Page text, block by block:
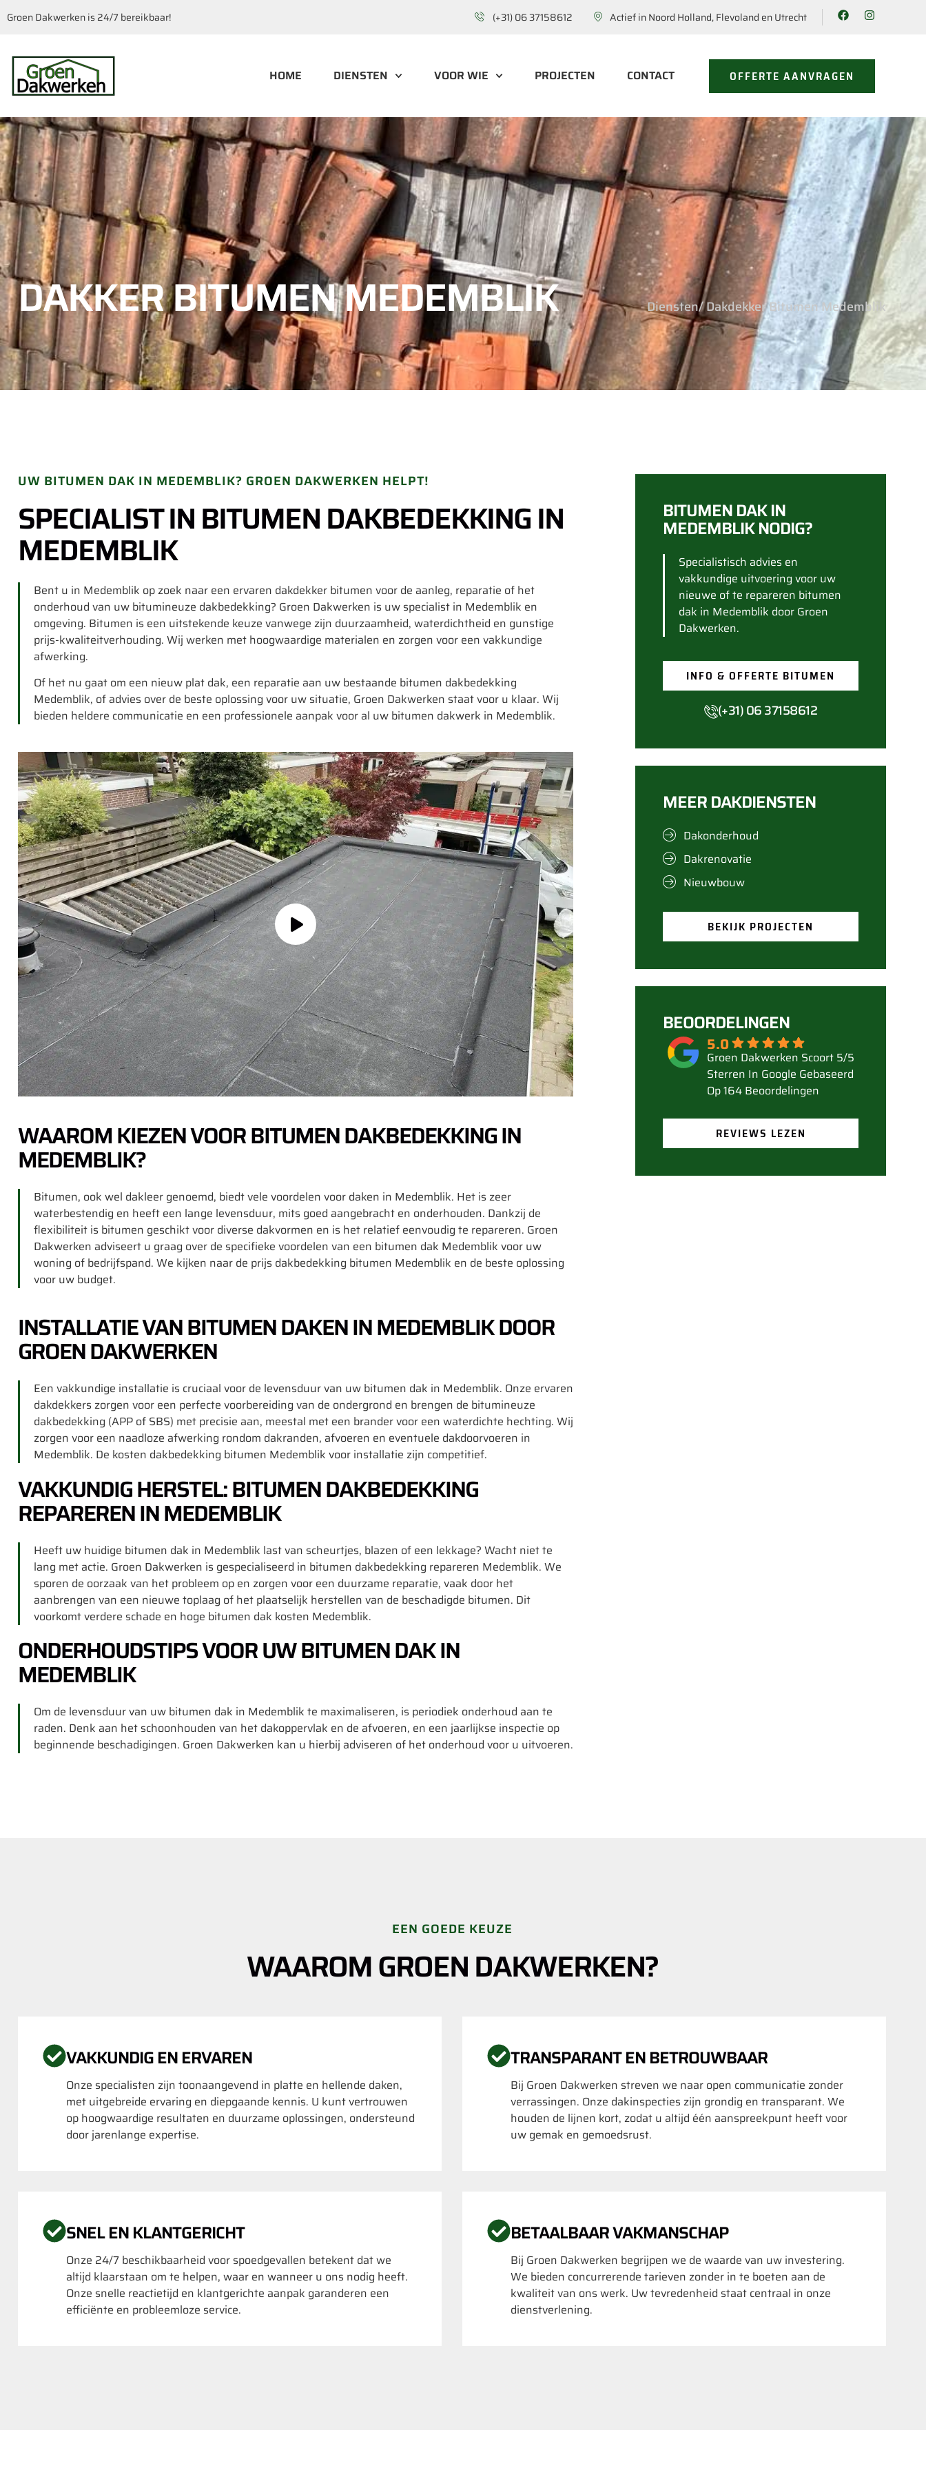
Groen Dakwerken is 24/7 bereikbaar! (+31) 06 37158612 Actief in Noord Holland, Flevoland en Utrecht
HOME DIENSTEN VOOR WIE PROJECTEN CONTACT OFFERTE AANVRAGEN
DAKKER BITUMEN MEDEMBLIK Diensten/ Dakdekker Bitumen Medemblik
UW BITUMEN DAK IN MEDEMBLIK? GROEN DAKWERKEN HELPT!
SPECIALIST IN BITUMEN DAKBEDEKKING IN
MEDEMBLIK
Bent u in Medemblik op zoek naar een ervaren dakdekker bitumen voor de aanleg, reparatie of het
onderhoud van uw bitumineuze dakbedekking? Groen Dakwerken is uw specialist in Medemblik en
omgeving. Bitumen is een uitstekende keuze vanwege zijn duurzaamheid, waterdichtheid en gunstige
prijs-kwaliteitverhouding. Wij werken met hoogwaardige materialen en zorgen voor een vakkundige
afwerking.
Of het nu gaat om een nieuw plat dak, een reparatie aan uw bestaande bitumen dakbedekking
Medemblik, of advies over de beste oplossing voor uw situatie, Groen Dakwerken staat voor u klaar. Wij
bieden heldere communicatie en een professionele aanpak voor al uw bitumen dakwerk in Medemblik.
WAAROM KIEZEN VOOR BITUMEN DAKBEDEKKING IN
MEDEMBLIK?
Bitumen, ook wel dakleer genoemd, biedt vele voordelen voor daken in Medemblik. Het is zeer
waterbestendig en heeft een lange levensduur, mits goed aangebracht en onderhouden. Dankzij de
flexibiliteit is bitumen geschikt voor diverse dakvormen en is het relatief eenvoudig te repareren. Groen
Dakwerken adviseert u graag over de specifieke voordelen van een bitumen dak Medemblik voor uw
woning of bedrijfspand. We kijken naar de prijs dakbedekking bitumen Medemblik en de beste oplossing
voor uw budget.
INSTALLATIE VAN BITUMEN DAKEN IN MEDEMBLIK DOOR
GROEN DAKWERKEN
Een vakkundige installatie is cruciaal voor de levensduur van uw bitumen dak in Medemblik. Onze ervaren
dakdekkers zorgen voor een perfecte voorbereiding van de ondergrond en brengen de bitumineuze
dakbedekking (APP of SBS) met precisie aan, meestal met een brander voor een waterdichte hechting. Wij
zorgen voor een naadloze afwerking rondom dakranden, afvoeren en eventuele dakdoorvoeren in
Medemblik. De kosten dakbedekking bitumen Medemblik voor installatie zijn competitief.
VAKKUNDIG HERSTEL: BITUMEN DAKBEDEKKING
REPAREREN IN MEDEMBLIK
Heeft uw huidige bitumen dak in Medemblik last van scheurtjes, blazen of een lekkage? Wacht niet te
lang met actie. Groen Dakwerken is gespecialiseerd in bitumen dakbedekking repareren Medemblik. We
sporen de oorzaak van het probleem op en zorgen voor een duurzame reparatie, vaak door het
aanbrengen van een nieuwe toplaag of het plaatselijk herstellen van de beschadigde bitumen. Dit
voorkomt verdere schade en hoge bitumen dak kosten Medemblik.
ONDERHOUDSTIPS VOOR UW BITUMEN DAK IN
MEDEMBLIK
Om de levensduur van uw bitumen dak in Medemblik te maximaliseren, is periodiek onderhoud aan te
raden. Denk aan het schoonhouden van het dakoppervlak en de afvoeren, en een jaarlijkse inspectie op
beginnende beschadigingen. Groen Dakwerken kan u hierbij adviseren of het onderhoud voor u uitvoeren.
BITUMEN DAK IN
MEDEMBLIK NODIG?
Specialistisch advies en
vakkundige uitvoering voor uw
nieuwe of te repareren bitumen
dak in Medemblik door Groen
Dakwerken.
INFO & OFFERTE BITUMEN
(+31) 06 37158612
MEER DAKDIENSTEN
Dakonderhoud
Dakrenovatie
Nieuwbouw
BEKIJK PROJECTEN
BEOORDELINGEN
5.0
Gebaseerd
Op 164 Beoordelingen
REVIEWS LEZEN
EEN GOEDE KEUZE
WAAROM GROEN DAKWERKEN?
VAKKUNDIG EN ERVAREN
Onze specialisten zijn toonaangevend in platte en hellende daken,
met uitgebreide ervaring en diepgaande kennis. U kunt vertrouwen
op hoogwaardige resultaten en duurzame oplossingen, ondersteund
door jarenlange expertise.
TRANSPARANT EN BETROUWBAAR
Bij Groen Dakwerken streven we naar open communicatie zonder
verrassingen. Onze dakinspecties zijn grondig en transparant. We
houden de lijnen kort, zodat u altijd één aanspreekpunt heeft voor
uw gemak en gemoedsrust.
SNEL EN KLANTGERICHT
Onze 24/7 beschikbaarheid voor spoedgevallen betekent dat we
altijd klaarstaan om te helpen, waar en wanneer u ons nodig heeft.
Onze snelle reactietijd en klantgerichte aanpak garanderen een
efficiënte en probleemloze service.
BETAALBAAR VAKMANSCHAP
Bij Groen Dakwerken begrijpen we de waarde van uw investering.
We bieden concurrerende tarieven zonder in te boeten aan de
kwaliteit van ons werk. Uw tevredenheid staat centraal in onze
dienstverlening.